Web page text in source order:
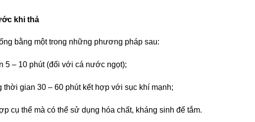
khi thả
bằng một trong những phương pháp sau:
5 – 10 phút (đối với cá nước ngọt);
thời gian 30 – 60 phút kết hợp với sục khí mạnh;
cụ thể mà có thể sử dụng hóa chất, kháng sinh để tắm.